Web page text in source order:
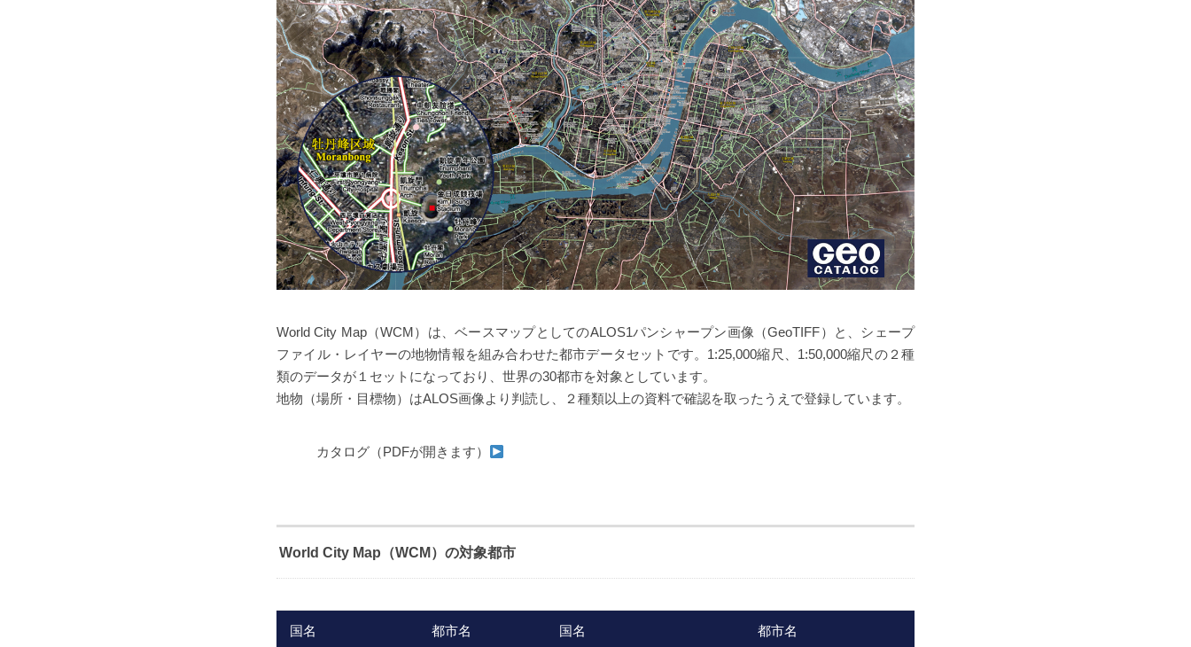
World City Map（WCM）は、ベースマップとしてのALOS1パンシャープン画像（GeoTIFF）と、シェープ
ファイル・レイヤーの地物情報を組み合わせた都市データセットです。1:25,000縮尺、1:50,000縮尺の２種
類のデータが１セットになっており、世界の30都市を対象としています。
地物（場所・目標物）はALOS画像より判読し、２種類以上の資料で確認を取ったうえで登録しています。
カタログ（PDFが開きます）
World City Map（WCM）の対象都市
国名 都市名 国名 都市名